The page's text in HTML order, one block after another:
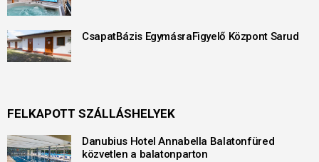
CsapatBázis EgymásraFigyelő Központ Sarud
FELKAPOTT SZÁLLÁSHELYEK
Danubius Hotel Annabella Balatonfüred
közvetlen a balatonparton